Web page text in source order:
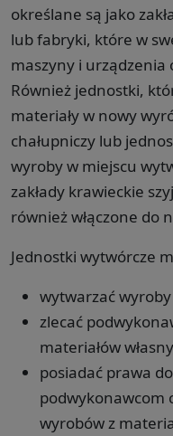
określane są jako
lub fabryki, które w
maszyny i
Również jednostki,
materiały w nowy
chałupniczy lub
wyroby w miejscu
zakłady krawieckie
również włączone do
Jednostki wytwórcze
wytwarzać wyroby
zlecać
materiałów
posiadać prawa
podwykonawcom
wyrobów z